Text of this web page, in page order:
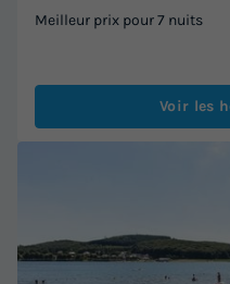
Meilleur prix pour 7 nuits
Voir les